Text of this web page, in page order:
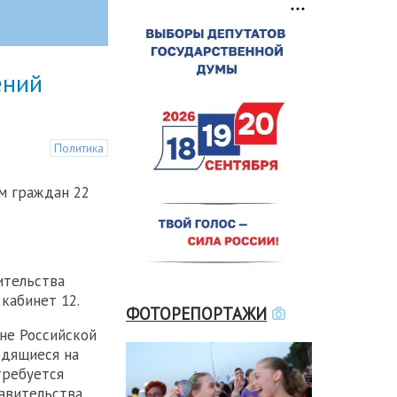
Политика
граждан 22
12.
Российской
на
ФОТОРЕПОРТАЖИ